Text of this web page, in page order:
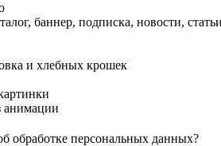
баннер, подписка, новости, статьи
и хлебных крошек
анимации
обработке персональных данных?